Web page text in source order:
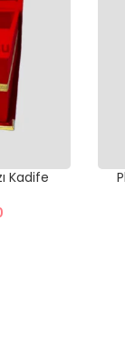
Kadife